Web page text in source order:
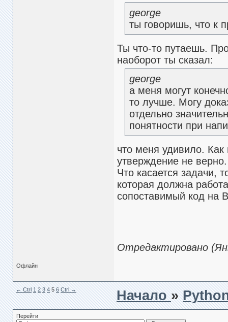
george
ты говоришь, что к
Ты что-то путаешь.
наоборот ты сказал:
george
а меня могут
то лучше. Могу
отдельно
понятности при
что меня удивило.
утверждение не
Что касается задачи,
которая должна
сопоставимый код на
Отредактировано
Офлайн
← Сtrl 1 2 3 4 5 6 Ctrl → Начало»
Перейти